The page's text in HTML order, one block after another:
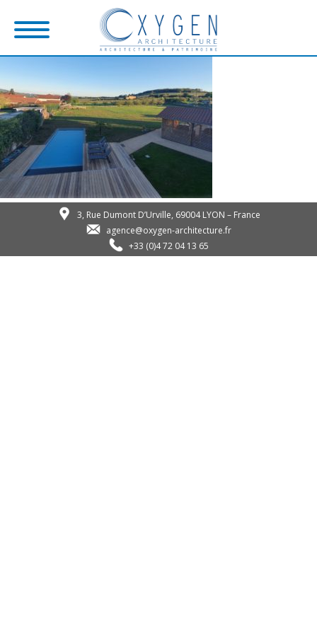
3, Rue Dumont D’Urville, 69004 LYON – France
agence@oxygen-architecture.fr
+33 (0)4 72 04 13 65